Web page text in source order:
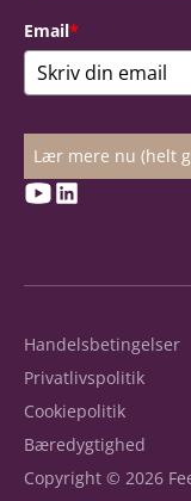
Email*
Lær mere nu (helt
Handelsbetingelser
Privatlivspolitik
Cookiepolitik
Bæredygtighed
Copyright © 2026